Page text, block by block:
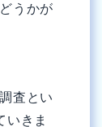
うかが
査とい
いきま